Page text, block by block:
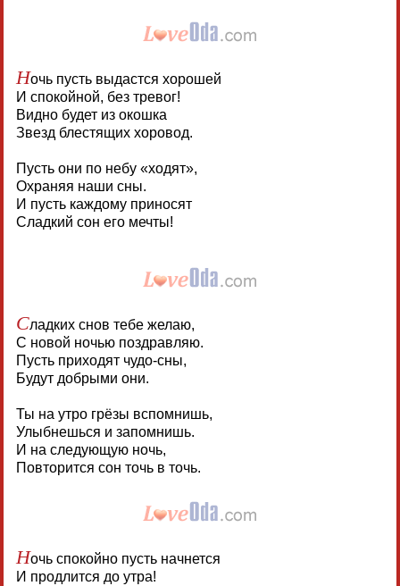
Ночь пусть выдастся хорошей
И спокойной, без тревог!
Видно будет из окошка
Звезд блестящих хоровод.
Пусть они по небу «ходят»,
Охраняя наши сны.
И пусть каждому приносят
Сладкий сон его мечты!
Сладких снов тебе желаю,
С новой ночью поздравляю.
Пусть приходят чудо-сны,
Будут добрыми они.
Ты на утро грёзы вспомнишь,
Улыбнешься и запомнишь.
И на следующую ночь,
Повторится сон точь в точь.
Ночь спокойно пусть начнется
И продлится до утра!